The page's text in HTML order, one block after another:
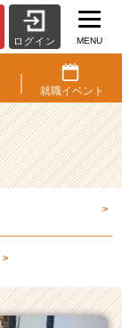
ログイン MENU
就職イベント
>
>